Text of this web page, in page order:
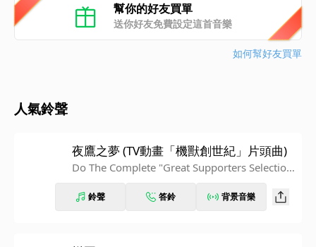
幫你的好友買單
送你好友免費設定這首音樂
如何幫好友買單
人氣鈴聲
夜鷹之夢 (TV動畫「機獸創世紀」片頭曲)
Do The Complete "Great Supporters Selectio
鈴聲 答鈴 背景音樂